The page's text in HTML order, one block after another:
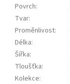
Povrch:
Tvar:
Proměnlivost:
Délka:
Šířka:
Tloušťka:
Kolekce: